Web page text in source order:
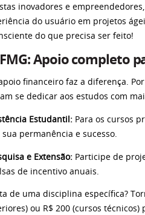
inovadores e
do usuário em projetos
do que precisa ser feito!
Apoio completo
financeiro faz a diferença.
se dedicar aos estudos com
Estudantil: Para os cursos
permanência e sucesso.
e Extensão: Participe de
de incentivo anuais.
de uma disciplina específica?
ou R$ 200 (cursos técnicos)